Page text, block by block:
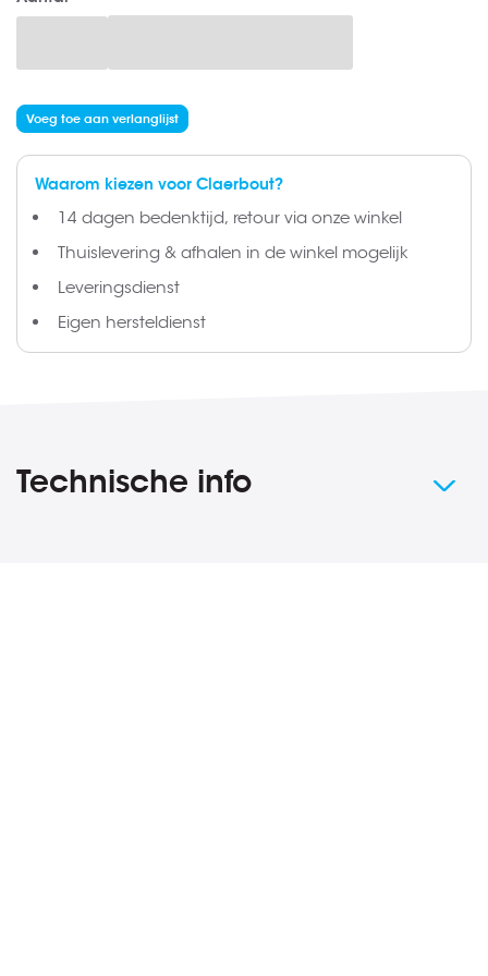
Voeg toe aan verlanglijst
Waarom kiezen voor Claerbout?
14 dagen bedenktijd, retour via onze winkel
Thuislevering & afhalen in de winkel mogelijk
Leveringsdienst
Eigen hersteldienst
gallerij
Technische info